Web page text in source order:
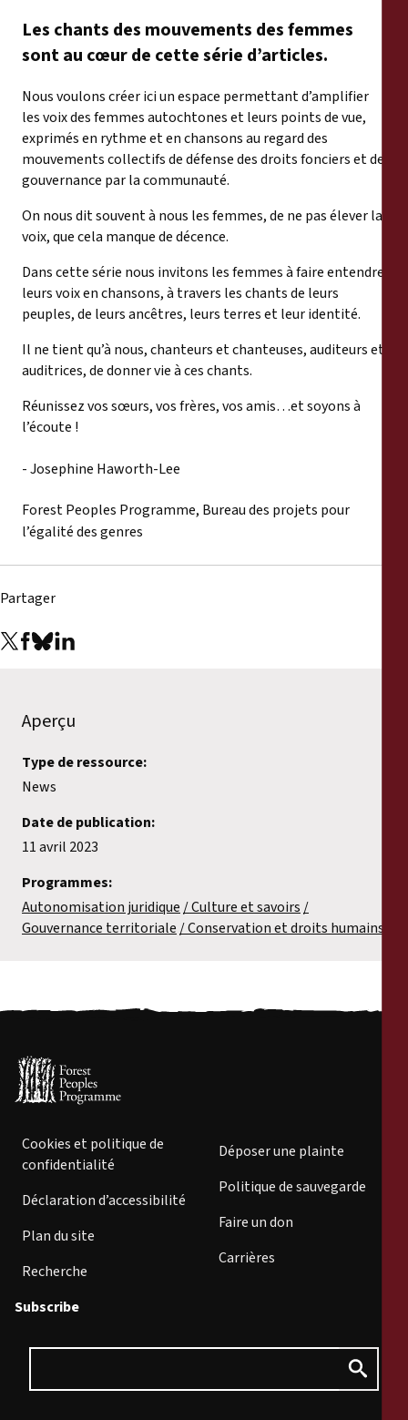
Les chants des mouvements des femmes
sont au cœur de cette série d’articles.
Nous voulons créer ici un espace permettant d’amplifier
les voix des femmes autochtones et leurs points de vue,
exprimés en rythme et en chansons au regard des
mouvements collectifs de défense des droits fonciers et de
gouvernance par la communauté.
On nous dit souvent à nous les femmes, de ne pas élever la
voix, que cela manque de décence.
Dans cette série nous invitons les femmes à faire entendre
leurs voix en chansons, à travers les chants de leurs
peuples, de leurs ancêtres, leurs terres et leur identité.
Il ne tient qu’à nous, chanteurs et chanteuses, auditeurs et
auditrices, de donner vie à ces chants.
Réunissez vos sœurs, vos frères, vos amis…et soyons à
l’écoute !
- Josephine Haworth-Lee
Forest Peoples Programme, Bureau des projets pour
l’égalité des genres
Partager
Aperçu
Type de ressource:
News
Date de publication:
11 avril 2023
Programmes:
Autonomisation juridique Culture et savoirs
Gouvernance territoriale Conservation et droits humains
Cookies et politique de
confidentialité
Déclaration d’accessibilité
Plan du site
Recherche
Déposer une plainte
Politique de sauvegarde
Faire un don
Carrières
Subscribe